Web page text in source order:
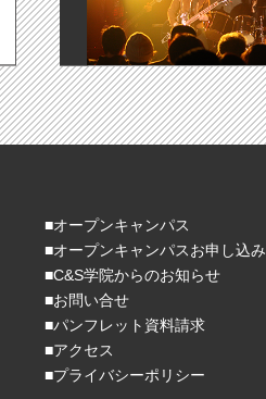
■オープンキャンパス
■オープンキャンパスお申し込み
■C&S学院からのお知らせ
■お問い合せ
■パンフレット資料請求
■アクセス
■プライバシーポリシー